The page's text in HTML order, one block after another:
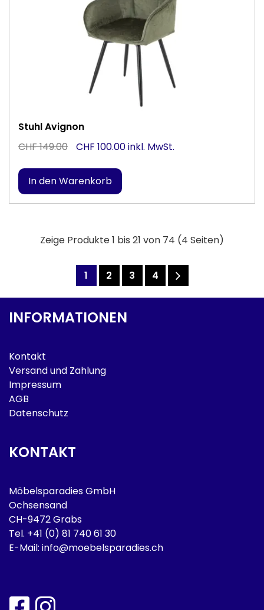
Stuhl Avignon
CHF 149.00
CHF 100.00 inkl. MwSt.
Zeige Produkte 1 bis 21 von 74 (4 Seiten)
1 2 3 4
INFORMATIONEN
Kontakt
Versand und Zahlung
Impressum
AGB
Datenschutz
KONTAKT
Möbelsparadies GmbH
Ochsensand
CH-9472 Grabs
Tel. +41 (0) 81 740 61 30
E-Mail: info@moebelsparadies.ch